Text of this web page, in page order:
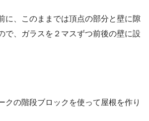
に、このままでは頂点の部分と壁に隙
で、ガラスを２マスずつ前後の壁に設
クの階段ブロックを使って屋根を作り